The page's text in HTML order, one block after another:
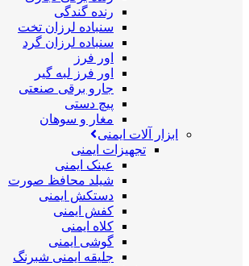
رنده گندگی
سنباده لرزان تخت
سنباده لرزان گرد
اور فرز
اور فرز لبه گیر
جارو برقی صنعتی
پیچ دستی
مغار و سوهان
ابزار آلات ایمنی
تجهیزات ایمنی
عینک ایمنی
شیلد محافظ صورت
دستکش ایمنی
کفش ایمنی
کلاه ایمنی
گوشی ایمنی
جلیقه ایمنی شبرنگ